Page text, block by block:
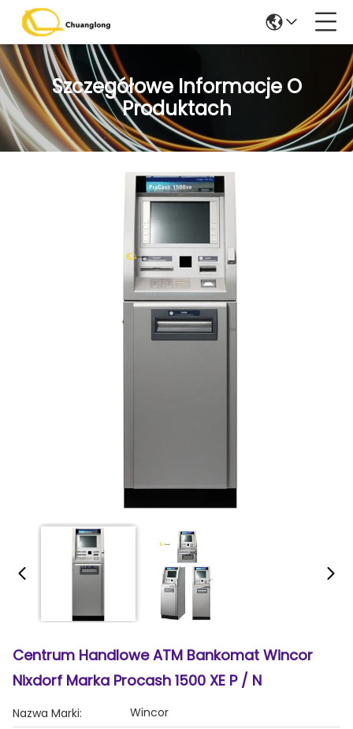
Szczegółowe Informacje O
Produktach
Centrum Handlowe ATM Bankomat Wincor
Nixdorf Marka Procash 1500 XE P / N
Nazwa Marki:
Wincor